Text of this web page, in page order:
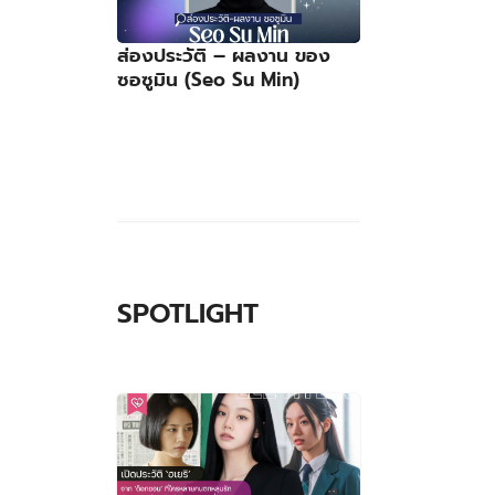
ส่องประวัติ – ผลงาน ของ
ซอซูมิน (Seo Su Min)
SPOTLIGHT